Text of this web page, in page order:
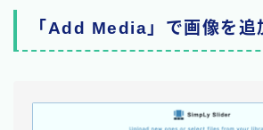
「Add Media」で画像を追